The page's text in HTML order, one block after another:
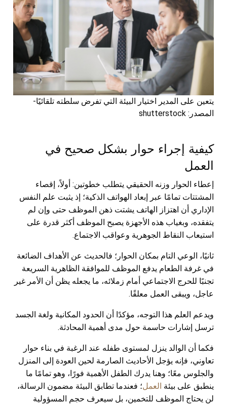
يتعين على المدير اختيار البيئة التي تفرض سلطته تلقائيًا-
المصدر: shutterstock
كيفية إجراء حوار بشكل صحيح في
العمل
إعطاء الحوار وزنه الحقيقي يتطلب خطوتين: أولاً، إقصاء
المشتتات تمامًا عبر إبعاد الهواتف الذكية؛ إذ يثبت علم النفس
الإداري أن اهتزاز الهاتف يشتت ذهن الموظف حتى وإن لم
يتفقده، وبغياب هذه الأجهزة يصبح الموظف أكثر قدرة على
استيعاب النقاط الجوهرية وعواقب الاجتماع.
ثانيًا، الوعي التام بمكان الحوار؛ فالحديث عن الأهداف الضائعة
في غرفة الطعام يدفع الموظف للموافقة الظاهرية السريعة
تجنبًا للحرج الاجتماعي أمام زملائه، ما يجعله يظن أن الأمر غير
عاجل، ويبقى العمل معلقًا.
ويدعم العلم هذا التوجه، مؤكدًا أن الحدود المكانية ولغة الجسد
ترسل إشارات حاسمة حول مدى أهمية المحادثة.
فكما أن الوالد ينزل لمستوى طفله عند الرغبة في بناء حوار
تعاوني، فإنه يؤجل الأحاديث الصارمة لحين العودة إلى المنزل
والجلوس معًا؛ وهنا يدرك الطفل الأهمية فورًا، وهو تمامًا ما
ينطبق على بيئة العمل؛ فعندما تطابق البيئة مضمون الرسالة،
لن يحتاج الموظف للتخمين، بل سيعرف حجم المسؤولية